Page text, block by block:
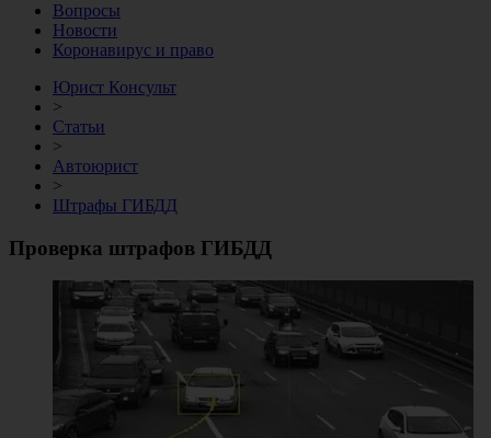
Вопросы
Новости
Коронавирус и право
Юрист Консульт
>
Статьи
>
Автоюрист
>
Штрафы ГИБДД
Проверка штрафов ГИБДД